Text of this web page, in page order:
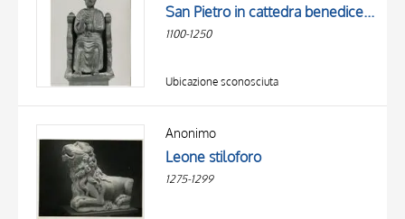
San Pietro in cattedra benedicente
1100-1250
Ubicazione sconosciuta
Anonimo
Leone stiloforo
1275-1299